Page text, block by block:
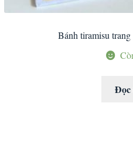
Bánh tiramisu
Đọc